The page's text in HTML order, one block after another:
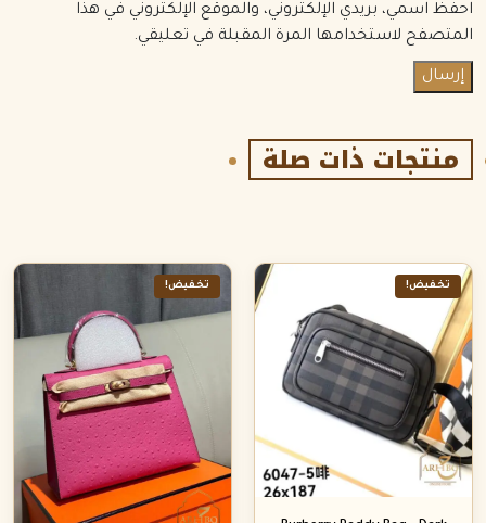
احفظ اسمي، بريدي الإلكتروني، والموقع الإلكتروني في هذا
المتصفح لاستخدامها المرة المقبلة في تعليقي.
منتجات ذات صلة
تخفيض! تخفيض!